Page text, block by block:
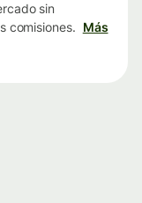
sin
comisiones. Más